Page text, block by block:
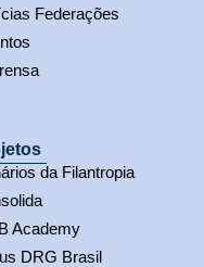
Federações
da Filantropia
Academy
DRG Brasil